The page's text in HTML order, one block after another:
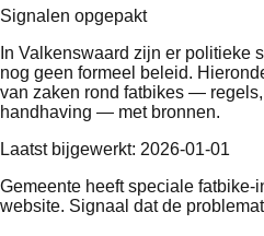
Signalen opgepakt
In Valkenswaard zijn er politieke
nog geen formeel beleid.
van zaken rond fatbikes —
handhaving — met bronnen.
Laatst bijgewerkt: 2026-01-01
Gemeente heeft speciale fatbike-
website. Signaal dat de